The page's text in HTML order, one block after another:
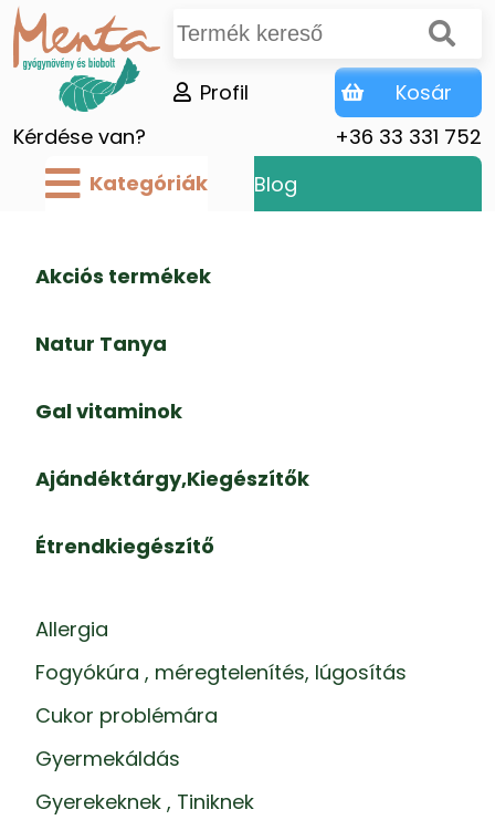
Kérdése van? +36 33 331 752
Profil Kosár
Kategóriák Blog
Akciós termékek
Natur Tanya
Gal vitaminok
Ajándéktárgy,Kiegészítők
Étrendkiegészítő
Allergia
Fogyókúra , méregtelenítés, lúgosítás
Cukor problémára
Gyermekáldás
Gyerekeknek , Tiniknek